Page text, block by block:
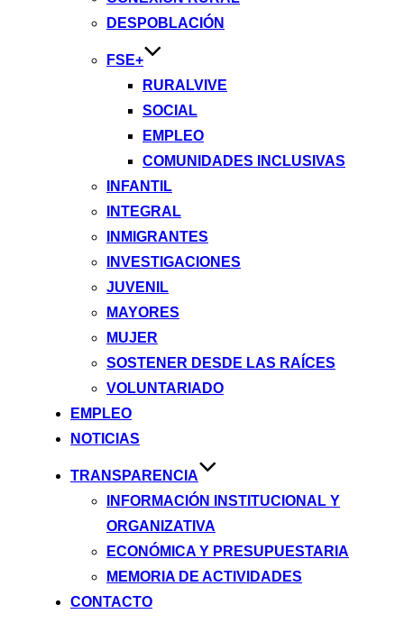
DESPOBLACIÓN
FSE+
RURALVIVE
SOCIAL
EMPLEO
COMUNIDADES INCLUSIVAS
INFANTIL
INTEGRAL
INMIGRANTES
INVESTIGACIONES
JUVENIL
MAYORES
MUJER
SOSTENER DESDE LAS RAÍCES
VOLUNTARIADO
EMPLEO
NOTICIAS
TRANSPARENCIA
INFORMACIÓN INSTITUCIONAL Y
ORGANIZATIVA
ECONÓMICA Y PRESUPUESTARIA
MEMORIA DE ACTIVIDADES
CONTACTO